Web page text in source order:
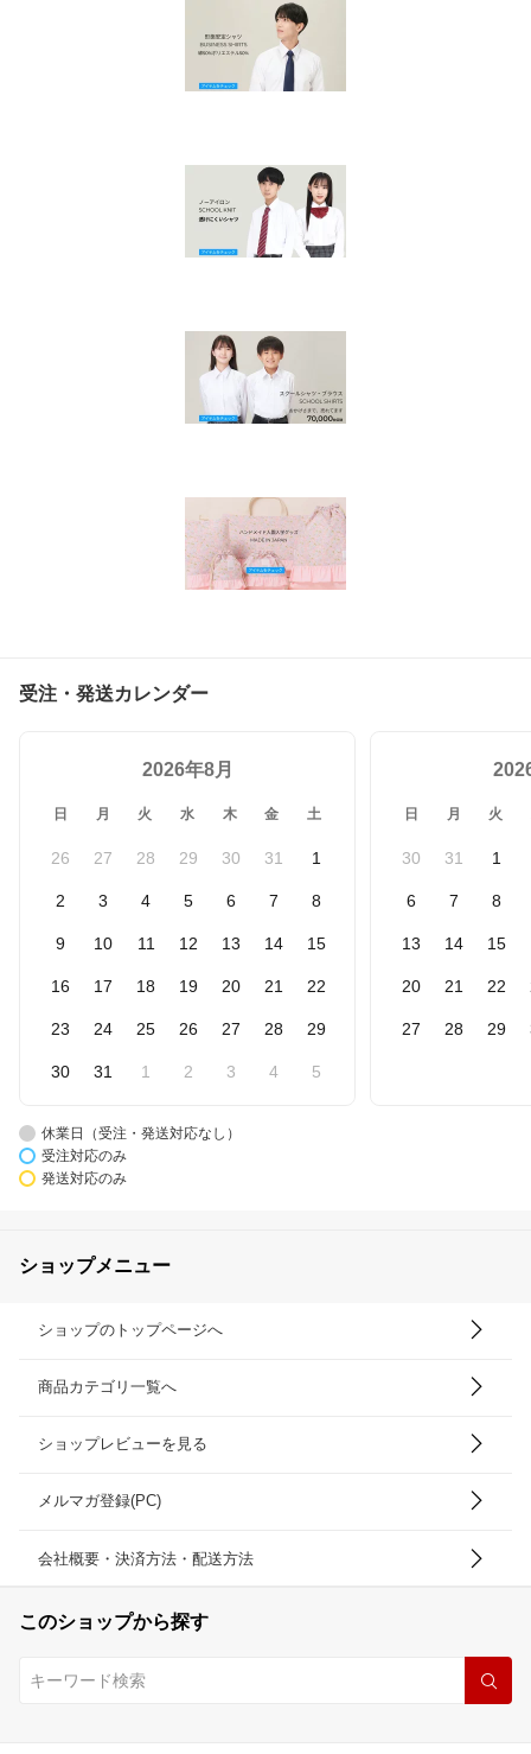
受注・発送カレンダー
2026年8月
日 月 火 水 木 金 土
26 27 28 29 30 31 1
2 3 4 5 6 7 8
9 10 11 12 13 14 15
16 17 18 19 20 21 22
23 24 25 26 27 28 29
30 31 1 2 3 4 5
日 月 火
30 31 1
6 7 8
13 14 15
20 21 22
27 28 29
休業日（受注・発送対応なし）
受注対応のみ
発送対応のみ
ショップメニュー
ショップのトップページへ
商品カテゴリ一覧へ
ショップレビューを見る
メルマガ登録(PC)
会社概要・決済方法・配送方法
このショップから探す